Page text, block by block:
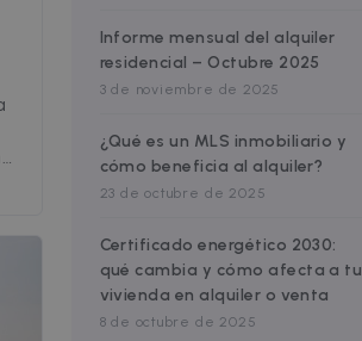
Informe mensual del alquiler
residencial – Octubre 2025
3 de noviembre de 2025
¿Qué es un MLS inmobiliario y
cómo beneficia al alquiler?
23 de octubre de 2025
Certificado energético 2030:
qué cambia y cómo afecta a tu
vivienda en alquiler o venta
8 de octubre de 2025